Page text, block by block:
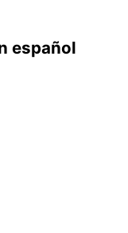
español